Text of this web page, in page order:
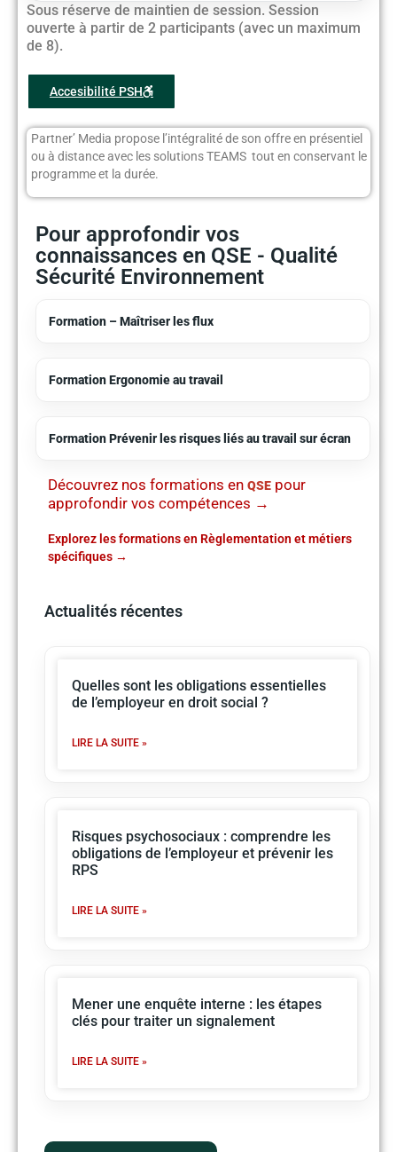
Pour approfondir vos
connaissances en QSE - Qualité
Sécurité Environnement
Formation – Maîtriser les flux
Formation Ergonomie au travail
Formation Prévenir les risques liés au travail sur écran
Découvrez nos formations en QSE pour
approfondir vos compétences →
Explorez les formations en Règlementation et métiers
spécifiques
Actualités récentes
Quelles sont les obligations essentielles
de l’employeur en droit social ?
LIRE LA SUITE »
Risques psychosociaux : comprendre les
obligations de l’employeur et prévenir les
RPS
LIRE LA SUITE »
Mener une enquête interne : les étapes
clés pour traiter un signalement
LIRE LA SUITE »
Sous réserve de maintien de session. Session
ouverte à partir de 2 participants (avec un maximum
de 8).
Accesibilité PSH
Partner’ Media propose l’intégralité de son offre en présentiel
ou à distance avec les solutions TEAMS tout en conservant le
programme et la durée.